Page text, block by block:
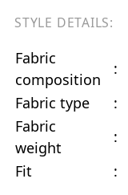
STYLE DETAILS:
Fabric
composition
:
Fabric type
:
Fabric
weight
:
Fit
: